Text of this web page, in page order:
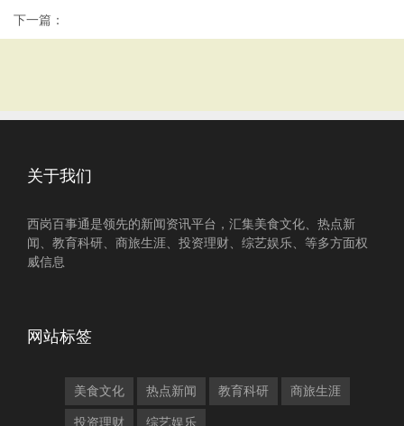
下一篇：
关于我们
西岗百事通是领先的新闻资讯平台，汇集美食文化、热点新
闻、教育科研、商旅生涯、投资理财、综艺娱乐、等多方面权
威信息
网站标签
美食文化 热点新闻 教育科研 商旅生涯
投资理财 综艺娱乐